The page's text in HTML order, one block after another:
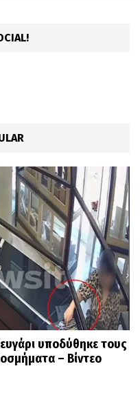
υποδύθηκε τους
– Βίντεο